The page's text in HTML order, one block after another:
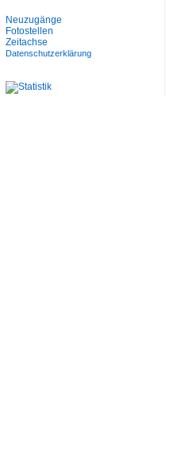
Neuzugänge
Fotostellen
Zeitachse
Datenschutzerklärung